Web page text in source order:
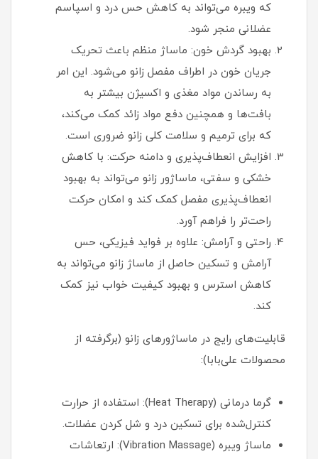
که ویبره می‌تواند به کاهش حس درد و اسپاسم
عضلانی منجر شود.
بهبود گردش خون: ماساژ منظم باعث تحریک
جریان خون در اطراف مفصل زانو می‌شود. این امر
به رساندن مواد مغذی و اکسیژن بیشتر به
بافت‌ها و همچنین دفع مواد زائد کمک می‌کند،
که برای ترمیم و سلامت کلی زانو ضروری است.
افزایش انعطاف‌پذیری و دامنه حرکت: با کاهش
خشکی و سفتی، ماساژور زانو می‌تواند به بهبود
انعطاف‌پذیری مفصل کمک کند و امکان حرکت
راحت‌تر را فراهم آورد.
راحتی و آرامش: علاوه بر فواید فیزیکی، حس
آرامش و تسکین حاصل از ماساژ زانو می‌تواند به
کاهش استرس و بهبود کیفیت خواب نیز کمک
کند.
قابلیت‌های رایج در ماساژورهای زانو (برگرفته از
محصولات علی‌بابا):
گرما درمانی (Heat Therapy): استفاده از حرارت
کنترل‌شده برای تسکین درد و شل کردن عضلات.
ماساژ ویبره (Vibration Massage): ارتعاشات